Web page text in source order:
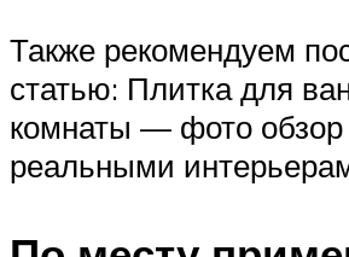
Также рекомендуем
статью: Плитка для
комнаты — фото обзор
реальными